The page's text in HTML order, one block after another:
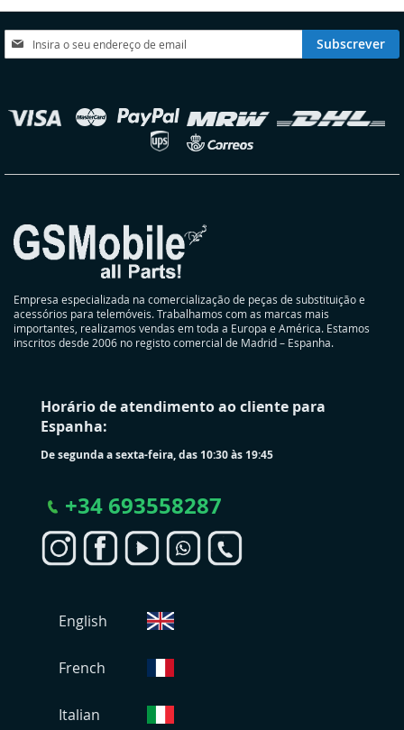
DESEJOS
DESEJOS
Subscreva
a
Subscrever
Empresa especializada na comercialização de peças de substituição e
acessórios para telemóveis. Trabalhamos com as marcas mais
importantes, realizamos vendas em toda a Europa e América. Estamos
inscritos desde 2006 no registo comercial de Madrid – Espanha.
Horário de atendimento ao cliente para
Espanha:
De segunda a sexta-feira, das 10:30 às 19:45
+34 693558287
English
French
Italian